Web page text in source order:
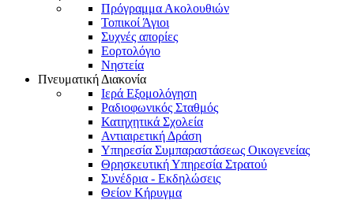
Πρόγραμμα Ακολουθιών
Τοπικοί Άγιοι
Συχνές απορίες
Εορτολόγιο
Νηστεία
Πνευματική Διακονία
Ιερά Εξομολόγηση
Ραδιοφωνικός Σταθμός
Κατηχητικά Σχολεία
Αντιαιρετική Δράση
Υπηρεσία Συμπαραστάσεως Οικογενείας
Θρησκευτική Υπηρεσία Στρατού
Συνέδρια - Εκδηλώσεις
Θείον Κήρυγμα